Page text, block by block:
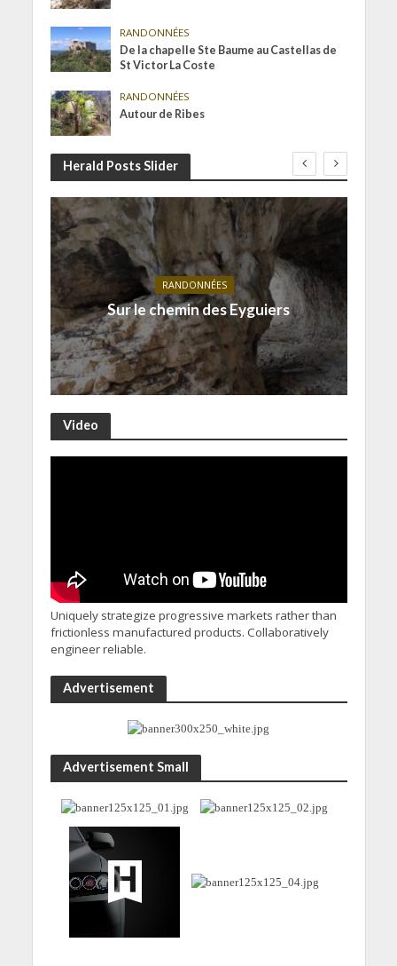
RANDONNÉES
De la chapelle Ste Baume au Castellas de
St Victor La Coste
RANDONNÉES
Autour de Ribes
Herald Posts Slider
RANDONNÉES
Sur le chemin des Eyguiers
Video
Uniquely strategize progressive markets rather than
frictionless manufactured products. Collaboratively
engineer reliable.
Advertisement
Advertisement Small